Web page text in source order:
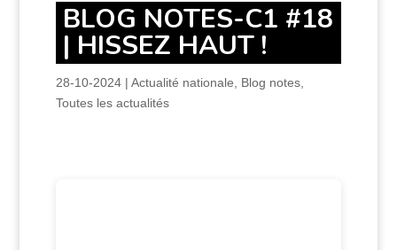
BLOG NOTES-C1 #18
| HISSEZ HAUT !
28-10-2024| Actualité nationale Blog notes,
Toutes les actualités